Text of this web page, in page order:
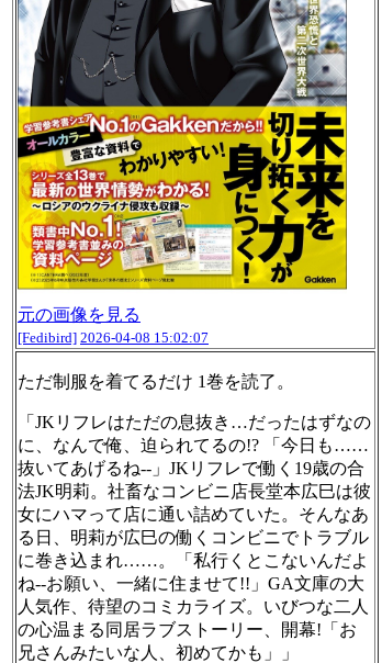
元の画像を見る
[Fedibird] 2026-04-08 15:02:07
ただ制服を着てるだけ 1巻を読了。
「JKリフレはただの息抜き…だったはずなの
に、なんで俺、迫られてるの!? 「今日も……
抜いてあげるね--」JKリフレで働く19歳の合
法JK明莉。社畜なコンビニ店長堂本広巳は彼
女にハマって店に通い詰めていた。そんなあ
る日、明莉が広巳の働くコンビニでトラブル
に巻き込まれ……。「私行くとこないんだよ
ね--お願い、一緒に住ませて!!」GA文庫の大
人気作、待望のコミカライズ。いびつな二人
の心温まる同居ラブストーリー、開幕!「お
兄さんみたいな人、初めてかも」」